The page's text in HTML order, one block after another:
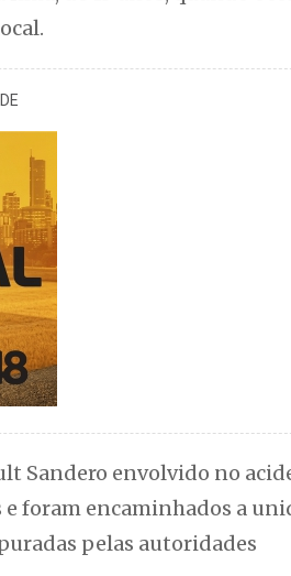
Sandero envolvido no
foram encaminhados a
pelas autoridades